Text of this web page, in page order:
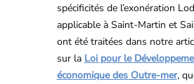
spécificités de l’exonération
applicable à Saint-Martin et
ont été traitées dans notre
sur la Loi pour le
économique des Outre-mer,